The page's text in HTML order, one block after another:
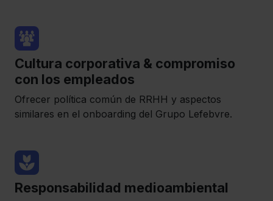
Cultura corporativa & compromiso
con los empleados
Ofrecer política común de RRHH y aspectos
similares en el onboarding del Grupo Lefebvre.
Responsabilidad medioambiental